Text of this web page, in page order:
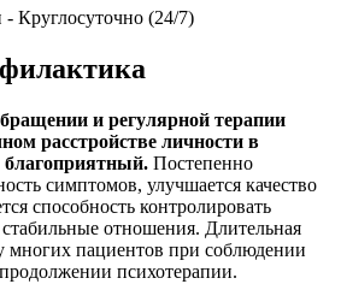
Круглосуточно (24/7)
и регулярной терапии
расстройстве личности в
благоприятный. Постепенно
симптомов, улучшается качество
способность контролировать
отношения. Длительная
многих пациентов при соблюдении
психотерапии.